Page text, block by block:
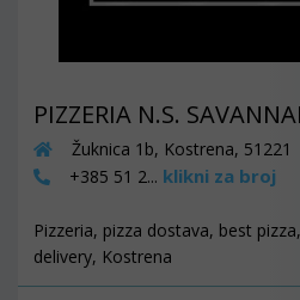
PIZZERIA N.S.
Žuknica 1b, Kostrena,
+385 51 2... klikni za broj
Pizzeria, pizza dostava, best
delivery, Kostrena